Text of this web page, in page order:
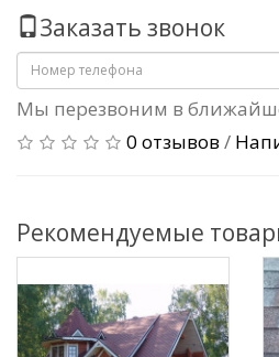
Заказать звонок
Мы перезвоним в
0 отзывов /
Рекомендуемые